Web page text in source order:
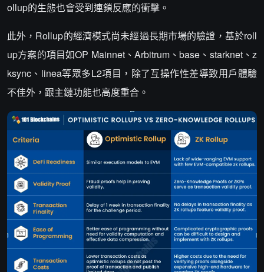
ollup的生態也會受到連鎖反應的衝擊。
此外，Rollup的經濟模式尚未經過長期市場的驗證，基於roll
up方案的項目如OP Mainnet、Arbitrum、base、starknet、z
ksync、linea等眾多L2項目，除了互操作性差導致用戶體驗
不佳外，跟主鏈功能也高度重合。